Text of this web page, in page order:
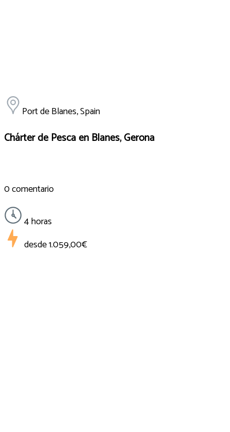
Port de Blanes, Spain
Chárter de Pesca en Blanes, Gerona
0 comentario
4 horas
desde1.059,00€